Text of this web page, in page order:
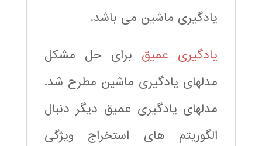
یادگیری ماشین می باشد.
یادگیری عمیق برای حل مشکل
مدلهای یادگیری ماشین مطرح شد.
مدلهای یادگیری عمیق دیگر دنبال
الگوریتم های استخراج ویژگی